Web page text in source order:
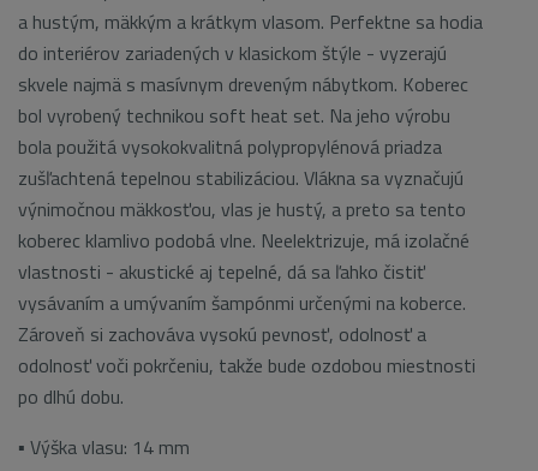
a hustým, mäkkým a krátkym vlasom. Perfektne sa hodia
do interiérov zariadených v klasickom štýle - vyzerajú
skvele najmä s masívnym dreveným nábytkom. Koberec
bol vyrobený technikou soft heat set. Na jeho výrobu
bola použitá vysokokvalitná polypropylénová priadza
zušľachtená tepelnou stabilizáciou. Vlákna sa vyznačujú
výnimočnou mäkkosťou, vlas je hustý, a preto sa tento
koberec klamlivo podobá vlne. Neelektrizuje, má izolačné
vlastnosti - akustické aj tepelné, dá sa ľahko čistiť
vysávaním a umývaním šampónmi určenými na koberce.
Zároveň si zachováva vysokú pevnosť, odolnosť a
odolnosť voči pokrčeniu, takže bude ozdobou miestnosti
po dlhú dobu.
▪ Výška vlasu: 14 mm